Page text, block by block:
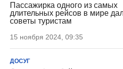
Пассажирка одного из самых
длительных рейсов в мире
советы туристам
15 ноября 2024, 09:35
ДОСУГ